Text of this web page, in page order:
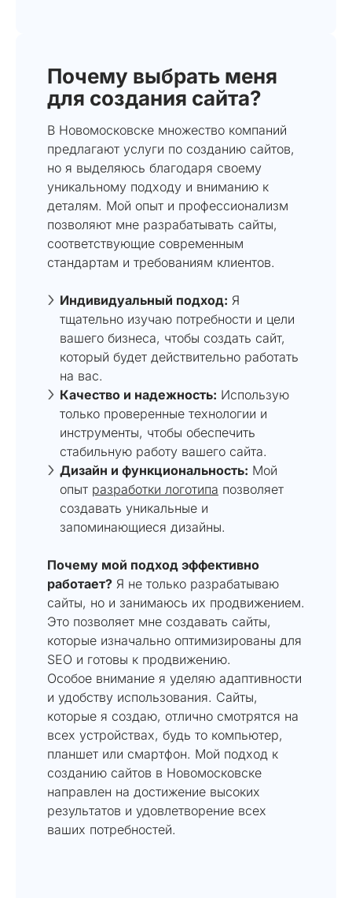
Почему выбрать меня
для создания сайта?
В Новомосковске множество компаний
предлагают услуги по созданию сайтов,
но я выделяюсь благодаря своему
уникальному подходу и вниманию к
деталям. Мой опыт и профессионализм
позволяют мне разрабатывать сайты,
соответствующие современным
стандартам и требованиям клиентов.
Индивидуальный подход: Я
тщательно изучаю потребности и цели
вашего бизнеса, чтобы создать сайт,
который будет действительно работать
на вас.
Качество и надежность: Использую
только проверенные технологии и
инструменты, чтобы обеспечить
стабильную работу вашего сайта.
Дизайн и функциональность: Мой
опыт разработки логотипа позволяет
создавать уникальные и
запоминающиеся дизайны.
Почему мой подход эффективно
работает? Я не только разрабатываю
сайты, но и занимаюсь их продвижением.
Это позволяет мне создавать сайты,
которые изначально оптимизированы для
SEO и готовы к продвижению.
Особое внимание я уделяю адаптивности
и удобству использования. Сайты,
которые я создаю, отлично смотрятся на
всех устройствах, будь то компьютер,
планшет или смартфон. Мой подход к
созданию сайтов в Новомосковске
направлен на достижение высоких
результатов и удовлетворение всех
ваших потребностей.